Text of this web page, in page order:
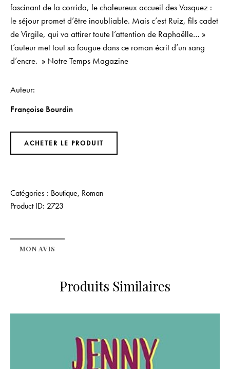
fascinant de la corrida, le chaleureux accueil des Vasquez :
le séjour promet d’être inoubliable. Mais c’est Ruiz, fils cadet
de Virgile, qui va attirer toute l’attention de Raphaëlle… »
L’auteur met tout sa fougue dans ce roman écrit d’un sang
d’encre. » Notre Temps Magazine
Auteur
Françoise Bourdin
ACHETER LE PRODUIT
Catégories : Boutique, Roman
Product ID: 2723
MON AVIS
Produits Similaires